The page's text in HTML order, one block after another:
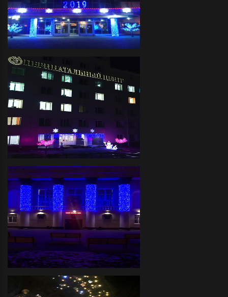
Завод "Балтика"- Декоративное
праздничное оформление фасада
светодиодной иллюминацией и
украшение светодиодными
деревьями
Перинатальный Центр-
декоративное праздничное
оформление фасада
светодиодной иллюминацией,
украшение объемными фигурами и
светодиодными деревьями
Дом Культуры - Декоративное
оформление фасада